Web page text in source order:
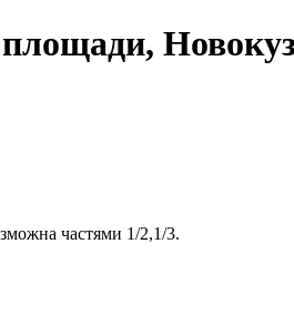
частями 1/2,1/3.